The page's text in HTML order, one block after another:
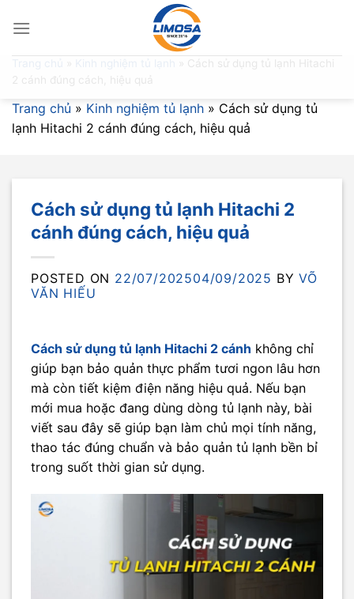
Cách sử dụng tủ lạnh Hitachi
2 cánh đúng cách, hiệu quả
Trang chủ » Kinh nghiệm tủ lạnh » Cách sử dụng tủ
lạnh Hitachi 2 cánh đúng cách, hiệu quả
Cách sử dụng tủ lạnh Hitachi 2
cánh đúng cách, hiệu quả
POSTED ON 22/07/202504/09/2025 BYVÕ
VĂN HIẾU
Cách sử dụng tủ lạnh Hitachi 2 cánh không chỉ
giúp bạn bảo quản thực phẩm tươi ngon lâu hơn
mà còn tiết kiệm điện năng hiệu quả. Nếu bạn
mới mua hoặc đang dùng dòng tủ lạnh này, bài
viết sau đây sẽ giúp bạn làm chủ mọi tính năng,
thao tác đúng chuẩn và bảo quản tủ lạnh bền bỉ
trong suốt thời gian sử dụng.